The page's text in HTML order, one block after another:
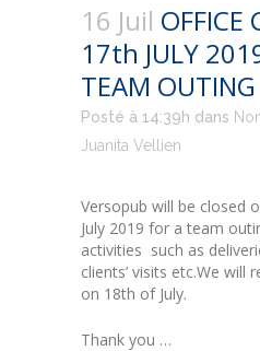
16 Juil OFFICE
17th JULY
TEAM OUTING
Posté à 14:39h dans
Juanita Vellien
Versopub will be closed
July 2019 for a team
activities such as
clients’ visits etc.We will
on 18th of July.
Thank you …